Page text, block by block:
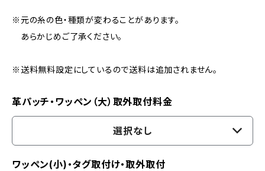
※元の糸の色・種類が変わることがあります。
あらかじめご了承ください。
※送料無料設定にしているので送料は追加されません。
革パッチ・ワッペン（大）取外取付料金
選択なし
ワッペン(小)・タグ取付け・取外取付